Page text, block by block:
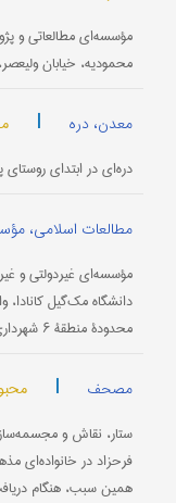
مؤسسه‌ای مطالعاتی و
محمودیه، خیابان ولیعصر، شم‍ ۸۲۸‘۲، منطقۀ ۱
معدن، دره |
دره‌ای در ابتدای
مطالعات اسلامی،
مؤسسه‌ای غیردولتی و
دانشگاه مک‌گیل
محدودۀ منطقۀ ۶ شهرداری تهران
مصحف |
فرحزاد در خانواده‌ای
همین سبب، هنگام